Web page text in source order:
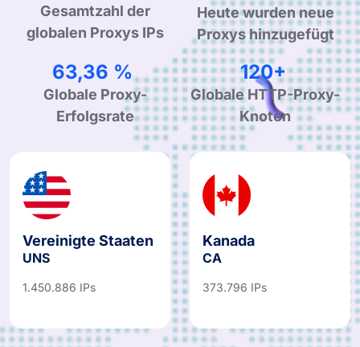
Gesamtzahl der
globalen Proxys IPs
Heute wurden neue
Proxys hinzugefügt
99,90 %
Globale Proxy-
Erfolgsrate
190+
Globale HTTP-Proxy-
Knoten
Vereinigte Staaten
UNS
1.450.886 IPs
Kanada
CA
373.796 IPs